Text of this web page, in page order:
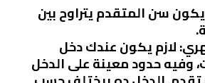
يكون سن المتقدم يتراوح بين
: لازم يكون عندك دخل
وفيه حدود معينة على الدخل